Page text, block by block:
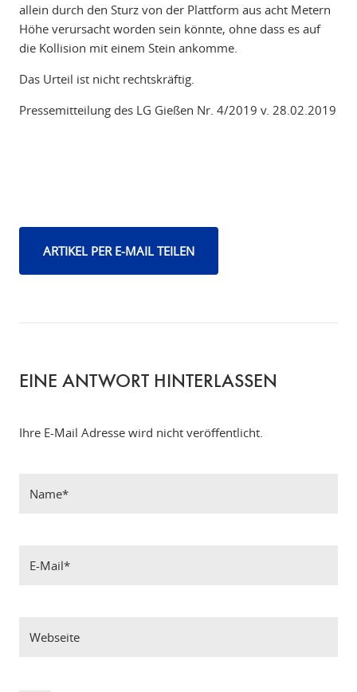
allein durch den Sturz von der Plattform aus acht Metern
Höhe verursacht worden sein könnte, ohne dass es auf
die Kollision mit einem Stein ankomme.
Das Urteil ist nicht rechtskräftig.
Pressemitteilung des LG Gießen Nr. 4/2019 v. 28.02.2019
ARTIKEL PER E-MAIL TEILEN
EINE ANTWORT HINTERLASSEN
Ihre E-Mail Adresse wird nicht veröffentlicht.